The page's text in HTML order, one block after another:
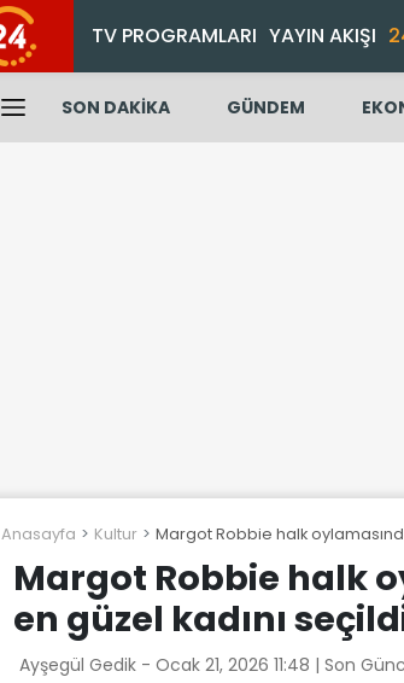
TV PROGRAMLARI YAYIN AKIŞI
SON DAKİKA GÜNDEM
Anasayfa Kultur Margot Robbie halk
Margot Robbie halk
en güzel kadını
Ayşegül Gedik - Ocak 21, 2026 11:48 | Son